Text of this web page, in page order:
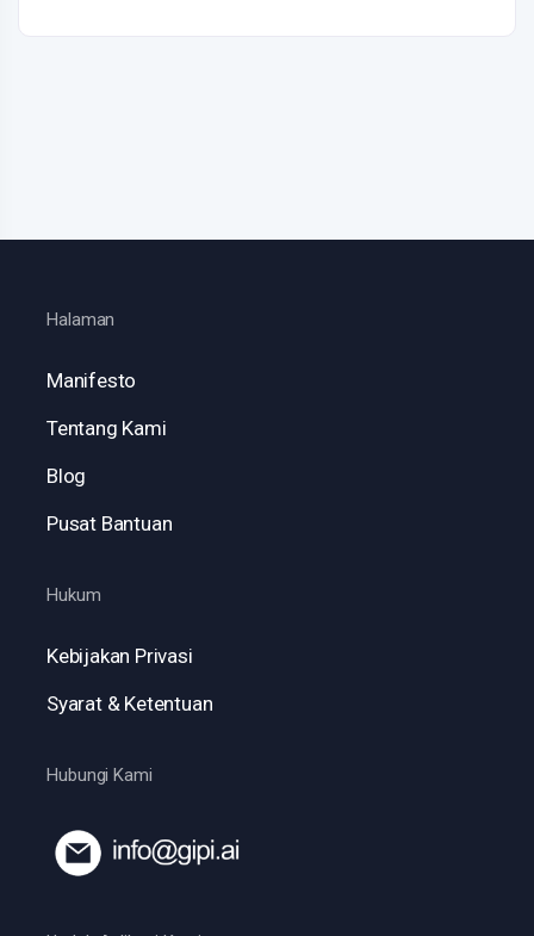
Halaman
Manifesto
Tentang Kami
Blog
Pusat Bantuan
Hukum
Kebijakan Privasi
Syarat & Ketentuan
Hubungi Kami